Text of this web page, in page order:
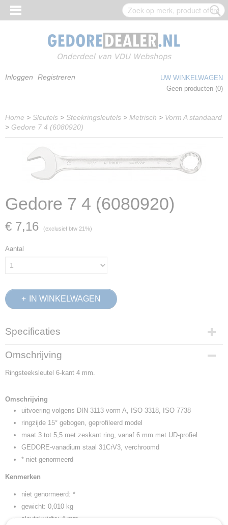
Inloggen Registreren
UW WINKELWAGEN
Geen producten (0)
Home > Sleutels > Steekringsleutels > Metrisch > Vorm A standaard
> Gedore 7 4 (6080920)
Gedore 7 4 (6080920)
€ 7,16 (exclusief btw 21%)
Aantal
IN WINKELWAGEN
Specificaties
Productcode
6080920
EAN code
Productcode leverancier
0,01 Kg
Afmetingen (l,b,h)
10,20 x 3,60 x 2 cm
Omschrijving
Ringsteeksleutel 6-kant 4 mm.
Omschrijving
uitvoering volgens DIN 3113 vorm A, ISO 3318, ISO 7738
ringzijde 15° gebogen, geprofileerd model
maat 3 tot 5,5 met zeskant ring, vanaf 6 mm met UD-profiel
GEDORE-vanadium staal 31CrV3, verchroomd
* niet genormeerd
Kenmerken
niet genormeerd: *
gewicht: 0,010 kg
sleutelwijdte: 4 mm